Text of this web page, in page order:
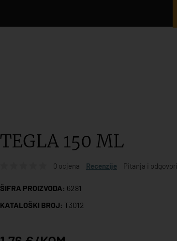
TEGLA 150 ML
0 ocjena Recenzije Pitanja i odgovori
ŠIFRA PROIZVODA: 6281
KATALOŠKI BROJ: T3012